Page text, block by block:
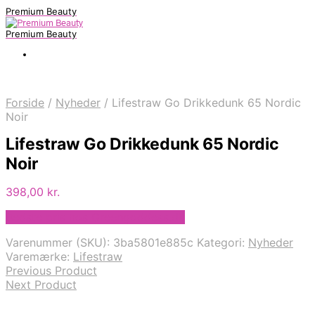
Premium Beauty
Premium Beauty
Forside / Nyheder / Lifestraw Go Drikkedunk 65 Nordic
Noir
Lifestraw Go Drikkedunk 65 Nordic
Noir
398,00 kr.
Varenummer (SKU): 3ba5801e885c Kategori: Nyheder
Varemærke: Lifestraw
Previous Product
Next Product